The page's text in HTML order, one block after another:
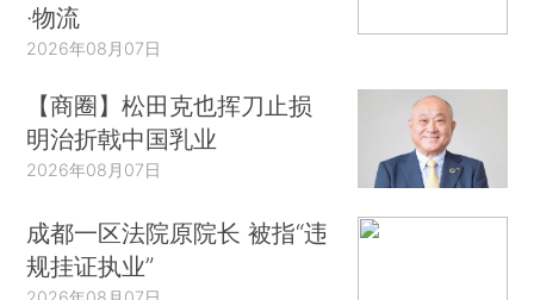
·物流
2026年08月07日
【商圈】松田克也挥刀止损
明治折戟中国乳业
2026年08月07日
成都一区法院原院长 被指“违
规挂证执业”